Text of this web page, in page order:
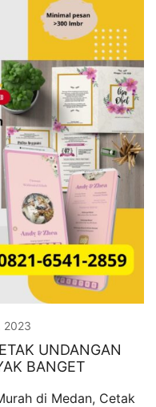
2023
UNDANGAN
BANGET
di Medan, Cetak